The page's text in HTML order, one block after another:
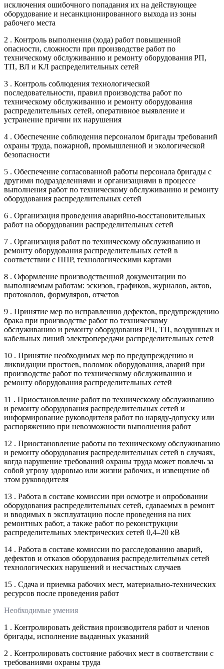
исключения ошибочного попадания их на действующее
оборудование и несанкционированного выхода из зоны
рабочего места
2 . Контроль выполнения (хода) работ повышенной
опасности, сложности при производстве работ по
техническому обслуживанию и ремонту оборудования РП,
ТП, ВЛ и КЛ распределительных сетей
3 . Контроль соблюдения технологической
последовательности, правил производства работ по
техническому обслуживанию и ремонту оборудования
распределительных сетей, оперативное выявление и
устранение причин их нарушения
4 . Обеспечение соблюдения персоналом бригады требований
охраны труда, пожарной, промышленной и экологической
безопасности
5 . Обеспечение согласованной работы персонала бригады с
другими подразделениями и организациями в процессе
выполнения работ по техническому обслуживанию и ремонту
оборудования распределительных сетей
6 . Организация проведения аварийно-восстановительных
работ на оборудовании распределительных сетей
7 . Организация работ по техническому обслуживанию и
ремонту оборудования распределительных сетей в
соответствии с ППР, технологическими картами
8 . Оформление производственной документации по
выполняемым работам: эскизов, графиков, журналов, актов,
протоколов, формуляров, отчетов
9 . Принятие мер по исправлению дефектов, предупреждению
брака при производстве работ по техническому
обслуживанию и ремонту оборудования РП, ТП, воздушных и
кабельных линий электропередачи распределительных сетей
10 . Принятие необходимых мер по предупреждению и
ликвидации простоев, поломок оборудования, аварий при
производстве работ по техническому обслуживанию и
ремонту оборудования распределительных сетей
11 . Приостановление работ по техническому обслуживанию
и ремонту оборудования распределительных сетей и
информирование руководителя работ по наряду-допуску или
распоряжению при невозможности выполнения работ
12 . Приостановление работы по техническому обслуживанию
и ремонту оборудования распределительных сетей в случаях,
когда нарушение требований охраны труда может повлечь за
собой угрозу здоровью или жизни рабочих, и извещение об
этом руководителя
13 . Работа в составе комиссии при осмотре и опробовании
оборудования распределительных сетей, сдаваемых в ремонт
и вводимых в эксплуатацию после проведения на них
ремонтных работ, а также работ по реконструкции
распределительных электрических сетей 0,4–20 кВ
14 . Работа в составе комиссии по расследованию аварий,
дефектов и отказов оборудования распределительных сетей
технологических нарушений и несчастных случаев
15 . Сдача и приемка рабочих мест, материально-технических
ресурсов после проведения работ
Необходимые умения
1 . Контролировать действия производителя работ и членов
бригады, исполнение выданных указаний
2 . Контролировать состояние рабочих мест в соответствии с
требованиями охраны труда